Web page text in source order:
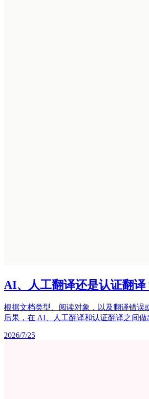
AI、人工翻译还是认证翻译
根据文档类型、阅读对象，以及翻译错误
后果，在 AI、人工翻译和认证翻译之间做
2026/7/25